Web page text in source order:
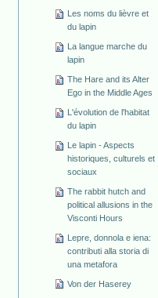
Les noms du lièvre et
du lapin
La langue marche du
lapin
The Hare and its Alter
Ego in the Middle Ages
L'évolution de l'habitat
du lapin
Le lapin - Aspects
historiques, culturels et
sociaux
The rabbit hutch and
political allusions in the
Visconti Hours
Lepre, donnola e iena:
contributi alla storia di
una metafora
Von der Haserey